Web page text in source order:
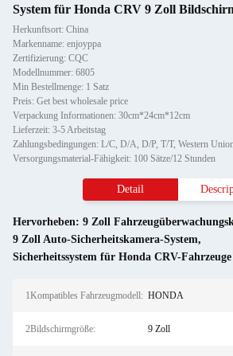
System für Honda CRV 9 Zoll
Herkunftsort: China
Markenname: enjoyppa
Zertifizierung: CQC
Modellnummer: 6805
Min Bestellmenge: 1 Satz
Preis: Get best wholesale price
Verpackung Informationen: 30cm*24cm*12cm
Lieferzeit: 3-5 Arbeitstag
Zahlungsbedingungen: L/C, D/A, D/P, T/T, Western
Versorgungsmaterial-Fähigkeit: 100 Sätze/12 Stunden
Detail
Hervorheben: 9 Zoll
9 Zoll Auto-Sicherheitskamera-System,
Sicherheitssystem für Honda CRV-Fahrzeuge
1Kompatibles Fahrzeugmodell: HONDA
2Bildschirmgröße: 9 Zoll